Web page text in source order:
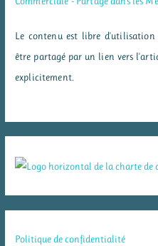
Le contenu est libre
être partagé par un lien vers
explicitement.
Politique de confidentialité